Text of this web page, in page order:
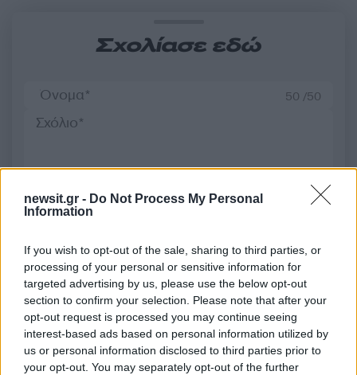
newsit.gr - Do Not Process My Personal
Information
If you wish to opt-out of the sale, sharing to third parties, or
processing of your personal or sensitive information for
targeted advertising by us, please use the below opt-out
section to confirm your selection. Please note that after your
opt-out request is processed you may continue seeing
interest-based ads based on personal information utilized by
us or personal information disclosed to third parties prior to
your opt-out. You may separately opt-out of the further
Σχολίασε εδώ
50 /50
2000 /2000
Όροι Χρήσης. Το site προστατεύεται από reCAPTCHA, ισχύουν
Πολιτική Απορρήτου &Όροι Χρήσηςτης Google.
Lifestyle
ΜΑΡΙΑ ΙΩΑΝΝΙΔΟΥ
Share: